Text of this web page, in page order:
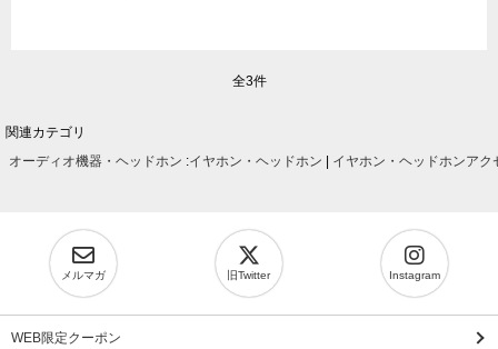
全3件
関連カテゴリ
オーディオ機器・ヘッドホン :イヤホン・ヘッドホン イヤホン・ヘッドホンアク
メルマガ 旧Twitter Instagram
WEB限定クーポン